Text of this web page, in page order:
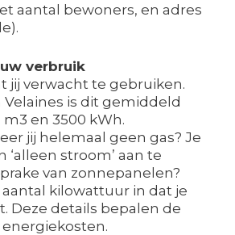
aantal bewoners, en adres
verbruik
jij verwacht te gebruiken.
Velaines is dit gemiddeld
m3 en 3500 kWh.
jij helemaal geen gas? Je
‘alleen stroom’ aan te
van zonnepanelen?
kilowattuur in dat je
Deze details bepalen de
energiekosten.